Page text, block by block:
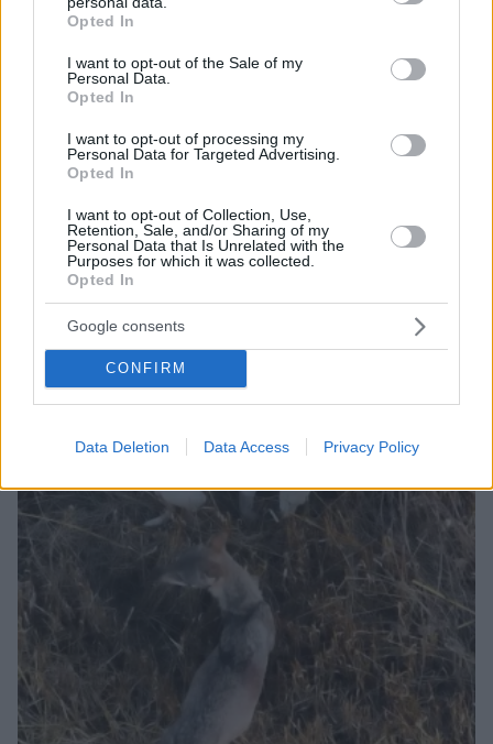
grant or deny consent to Google and its third-party tags to
use your data for below specified purposes in below Google
consent section.
Opted In
I want to opt-out of the Sale of my
Personal Data.
Opted In
I want to opt-out of processing my
Personal Data for Targeted Advertising.
Opted In
I want to opt-out of Collection, Use,
Retention, Sale, and/or Sharing of my
Personal Data that Is Unrelated with the
Purposes for which it was collected.
Opted In
Google consents
CONFIRM
Data Deletion Data Access Privacy Policy
Γιώργος Παράσχος: Χαμογελαστός, δίνει τη μάχη
του με τον καρκίνο, μπήκε στο νοσοκομείο για νέα
θεραπεία
06.08.2026, 18:00